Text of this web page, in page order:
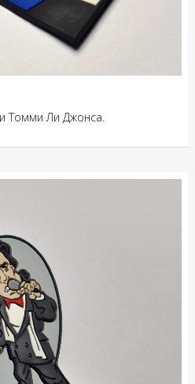
Томми Ли Джонса.